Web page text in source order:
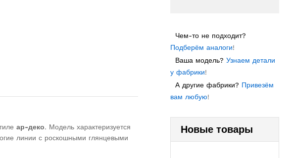
ар-деко. Модель характеризуется
линии с роскошными глянцевыми
Чем-то не подходит?
Подберём аналоги!
Ваша модель?Узнаем детали
у фабрики!
А другие фабрики? Привезём
вам любую!
Новые товары